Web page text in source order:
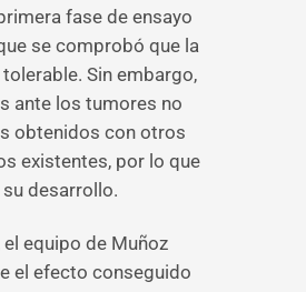
fase de ensayo
se comprobó que la
Sin embargo,
ante los tumores no
obtenidos con otros
existentes, por lo que
desarrollo.
equipo de Muñoz
el efecto conseguido